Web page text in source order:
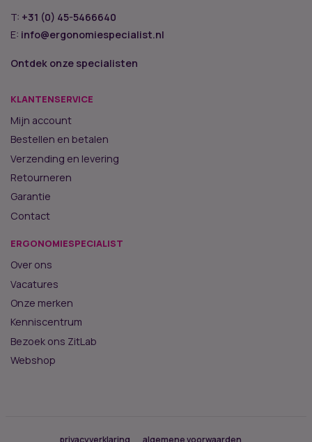
T: +31 (0) 45-5466640
E: info@ergonomiespecialist.nl
Ontdek onze specialisten
KLANTENSERVICE
Mijn account
Bestellen en betalen
Verzending en levering
Retourneren
Garantie
Contact
ERGONOMIESPECIALIST
Over ons
Vacatures
Onze merken
Kenniscentrum
Bezoek ons ZitLab
Webshop